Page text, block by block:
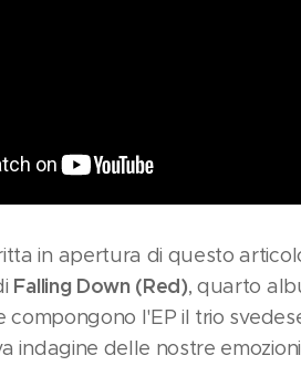
in apertura di questo
Falling Down (Red), quarto
compongono l'EP il trio
indagine delle nostre